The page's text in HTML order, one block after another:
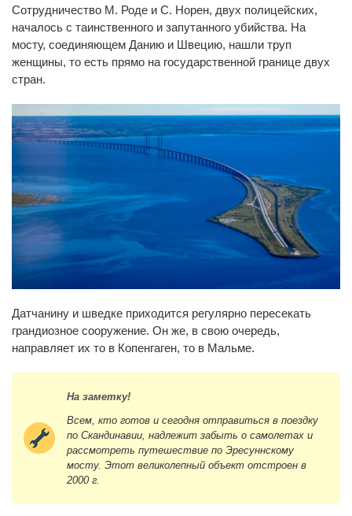
Сотрудничество М. Роде и С. Норен, двух полицейских,
началось с таинственного и запутанного убийства. На
мосту, соединяющем Данию и Швецию, нашли труп
женщины, то есть прямо на государственной границе двух
стран.
Датчанину и шведке приходится регулярно пересекать
грандиозное сооружение. Он же, в свою очередь,
направляет их то в Копенгаген, то в Мальме.
На заметку!
Всем, кто готов и сегодня отправиться в поездку
по Скандинавии, надлежит забыть о самолетах и
рассмотреть путешествие по Эресуннскому
мосту. Этот великолепный объект отстроен в
2000 г.